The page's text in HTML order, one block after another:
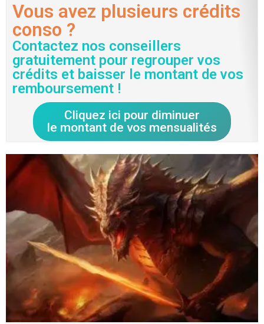
Vous avez plusieurs crédits
conso ?
Contactez nos conseillers
gratuitement pour regrouper vos
crédits et baisser le montant de vos
remboursement !
Cliquez ici pour diminuer
le montant de vos mensualités